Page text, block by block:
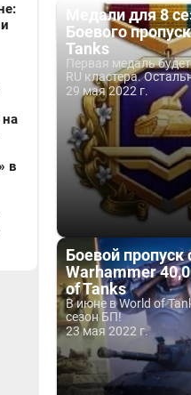
в
Медали для 8
Боевого
Tanks
Первая медаль
RU кластера.
29 мая 2022 г.
Боевой пропуск
Warhammer
of Tanks
В июне в World of
сезон БП!
23 мая 2022 г.